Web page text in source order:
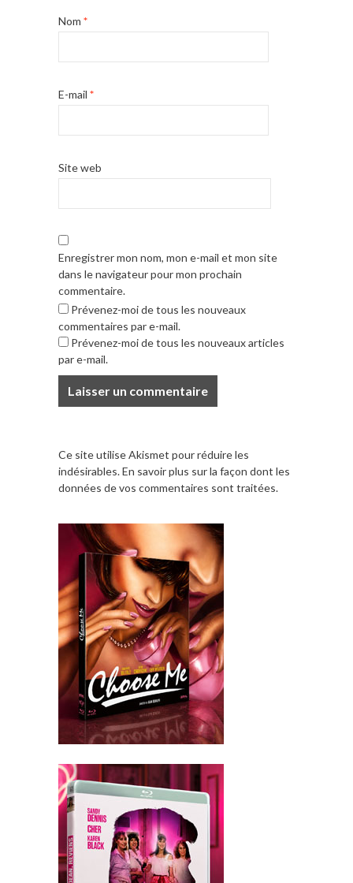
Nom *
E-mail *
Site web
Enregistrer mon nom, mon e-mail et mon site
dans le navigateur pour mon prochain
commentaire.
Prévenez-moi de tous les nouveaux
commentaires par e-mail.
Prévenez-moi de tous les nouveaux articles
par e-mail.
Ce site utilise Akismet pour réduire les
indésirables.En savoir plus sur la façon dont les
données de vos commentaires sont traitées.